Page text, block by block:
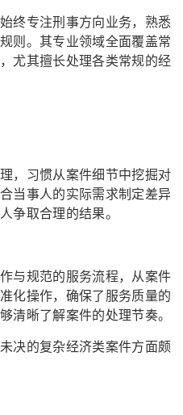
终专注刑事方向业务，熟悉
则。其专业领域全面覆盖常
尤其擅长处理各类常规的经
，习惯从案件细节中挖掘对
当事人的实际需求制定差异
争取合理的结果。
与规范的服务流程，从案件
化操作，确保了服务质量的
清晰了解案件的处理节奏。
决的复杂经济类案件方面颇